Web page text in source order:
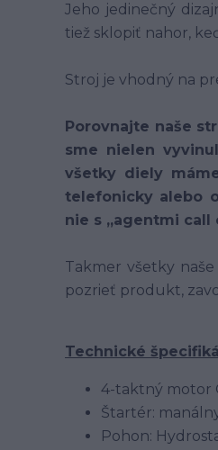
Jeho jedinečný
tiež sklopiť nahor,
Stroj je vhodný na
Porovnajte naše
sme nielen
všetky diely
telefonicky alebo
nie s „agentmi call
Takmer všetky
pozrieť produkt,
Technické
4-taktný motor
Štartér:
Pohon: